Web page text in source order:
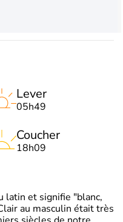
Lever
05h49
Coucher
18h09
latin et signifie "blanc,
au masculin était très